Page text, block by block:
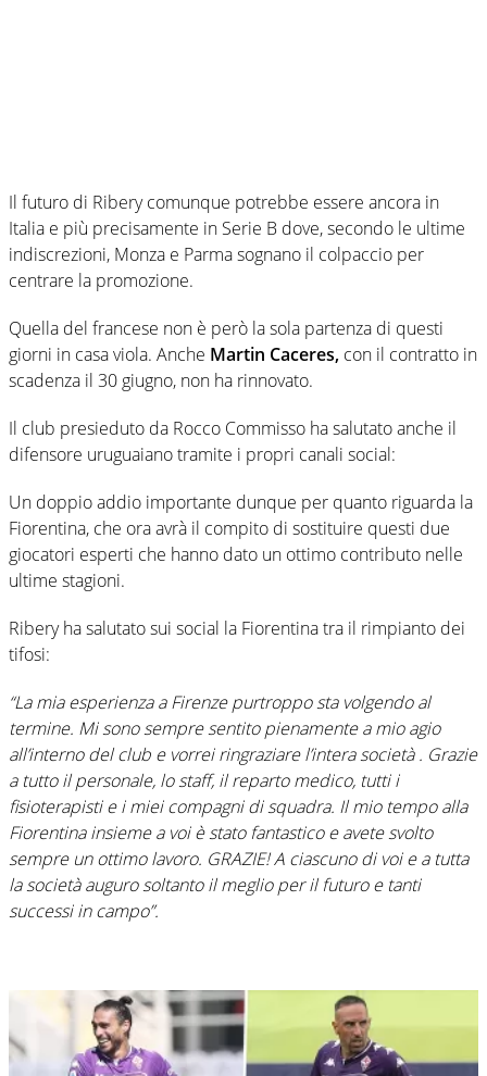
Il futuro di Ribery comunque potrebbe essere ancora in
Italia e più precisamente in Serie B dove, secondo le ultime
indiscrezioni, Monza e Parma sognano il colpaccio per
centrare la promozione.
Quella del francese non è però la sola partenza di questi
giorni in casa viola. Anche Martin Caceres, con il contratto in
scadenza il 30 giugno, non ha rinnovato.
Il club presieduto da Rocco Commisso ha salutato anche il
difensore uruguaiano tramite i propri canali social:
Un doppio addio importante dunque per quanto riguarda la
Fiorentina, che ora avrà il compito di sostituire questi due
giocatori esperti che hanno dato un ottimo contributo nelle
ultime stagioni.
Ribery ha salutato sui social la Fiorentina tra il rimpianto dei
tifosi:
“La mia esperienza a Firenze purtroppo sta volgendo al
termine. Mi sono sempre sentito pienamente a mio agio
all’interno del club e vorrei ringraziare l’intera società . Grazie
a tutto il personale, lo staff, il reparto medico, tutti i
fisioterapisti e i miei compagni di squadra. Il mio tempo alla
Fiorentina insieme a voi è stato fantastico e avete svolto
sempre un ottimo lavoro. GRAZIE! A ciascuno di voi e a tutta
la società auguro soltanto il meglio per il futuro e tanti
successi in campo”.